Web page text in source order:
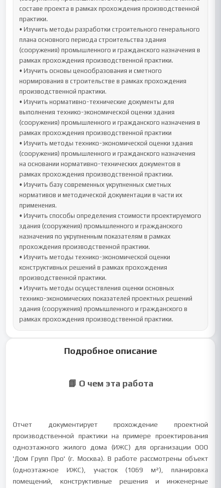
составе проекта в рамках прохождения производственной
практики.
• Изучить методы разработки строительного генерального
плана основного периода строительства здания
(сооружения) промышленного и гражданского назначения в
рамках прохождения производственной практики.
• Изучить основы ценообразования и сметного
нормирования в строительстве в рамках прохождения
производственной практики.
• Изучить нормативно-технические документы для
выполнения технико-экономической оценки здания
(сооружения) промышленного и гражданского назначения в
рамках прохождения производственной практики
• Изучить методы технико-экономической оценки здания
(сооружения) промышленного и гражданского назначения
на основании нормативно-технических документов в
рамках прохождения производственной практики.
• Изучить базу современных укрупненных сметных
нормативов и методической документации в части их
применения.
• Изучить способы определения стоимости проектируемого
здания (сооружения) промышленного и гражданского
назначения по укрупненным показателям в рамках
прохождения производственной практики.
• Изучить методы технико-экономической оценки
конструктивных решений в рамках прохождения
производственной практики.
• Изучить методы осуществления оценки основных
технико-экономических показателей проектных решений
здания (сооружения) промышленного и гражданского в
рамках прохождения производственной практики.
Подробное описание
📘 О чем эта работа
Отчет документирует прохождение проектной
производственной практики на примере проектирования
одноэтажного жилого дома (ИЖС) для организации ООО
'Дом Групп Про' (г. Москва). В работе рассмотрены объект
(одноэтажное ИЖС), участок (1069 м²), планировка
помещений, конструктивные решения и инженерные